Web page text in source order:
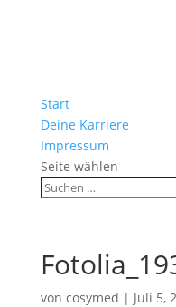
Start
Deine Karriere
Impressum
Seite wählen
von cosymed | Juli 5,